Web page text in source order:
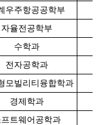
우주항공공학부
자율전공학부
수학과
전자공학과
모빌리티융합학과
경제학과
프트웨어공학과